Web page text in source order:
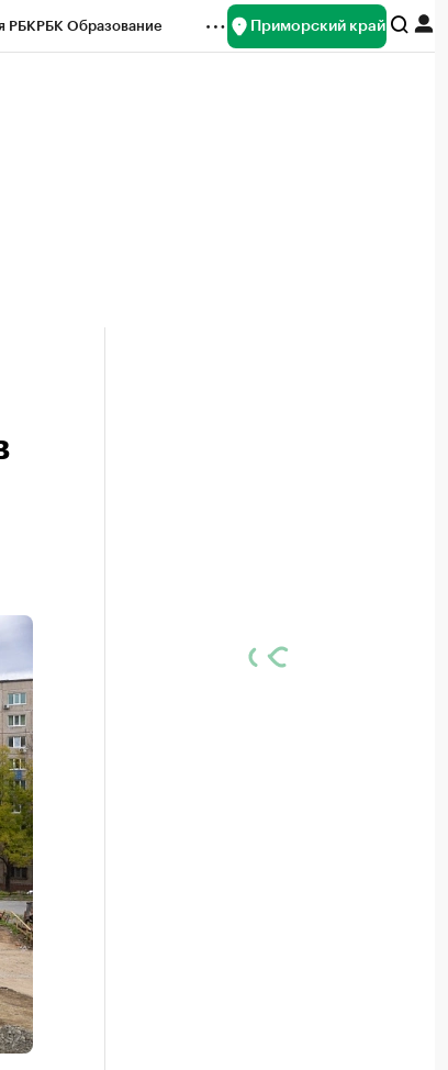
РБКРБК Образование Приморский край